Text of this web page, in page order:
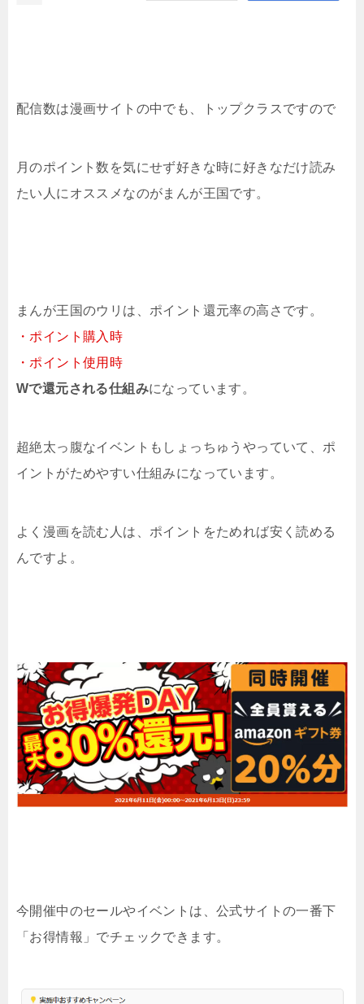
配信数は漫画サイトの中でも、トップクラスですので
月のポイント数を気にせず好きな時に好きなだけ読み
たい人にオススメなのがまんが王国です。
まんが王国のウリは、ポイント還元率の高さです。
・ポイント購入時
・ポイント使用時
Wで還元される仕組みになっています。
超絶太っ腹なイベントもしょっちゅうやっていて、ポ
イントがためやすい仕組みになっています。
よく漫画を読む人は、ポイントをためれば安く読める
んですよ。
今開催中のセールやイベントは、公式サイトの一番下
「お得情報」でチェックできます。